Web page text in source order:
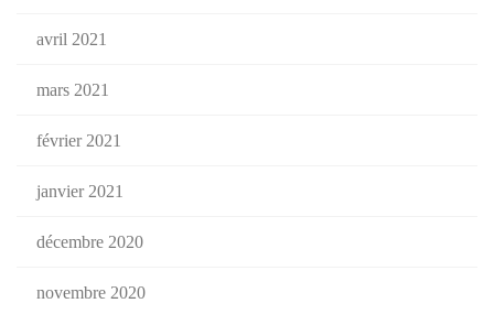
avril 2021
mars 2021
février 2021
janvier 2021
décembre 2020
novembre 2020